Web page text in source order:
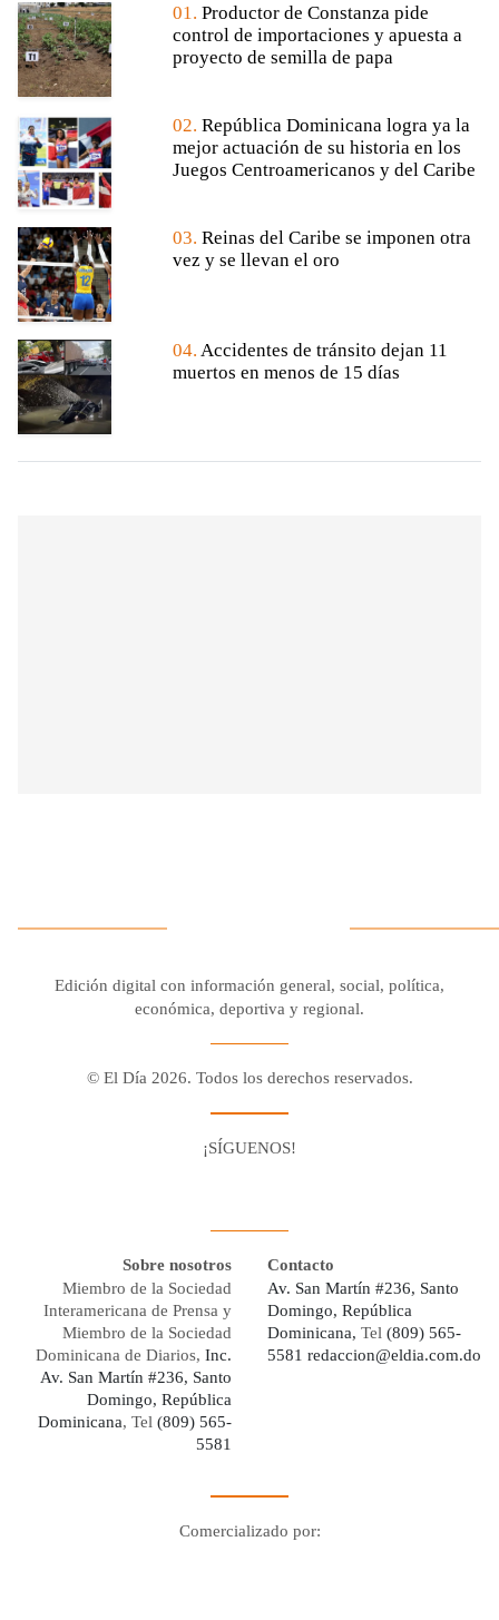
01. Productor de Constanza pide
control de importaciones y apuesta a
proyecto de semilla de papa
02. República Dominicana logra ya la
mejor actuación de su historia en los
Juegos Centroamericanos y del Caribe
03. Reinas del Caribe se imponen otra
vez y se llevan el oro
04. Accidentes de tránsito dejan 11
muertos en menos de 15 días
Edición digital con información general, social, política,
económica, deportiva y regional.
© El Día 2026. Todos los derechos reservados.
¡SÍGUENOS!
Sobre nosotros
Miembro de la Sociedad
Interamericana de Prensa y
Miembro de la Sociedad
Dominicana de Diarios, Inc.
Av. San Martín #236, Santo
Domingo, República
Dominicana, Tel (809) 565-
5581
Contacto
Av. San Martín #236, Santo
Domingo, República
Dominicana, Tel (809) 565-
5581 redaccion@eldia.com.do
Comercializado por: